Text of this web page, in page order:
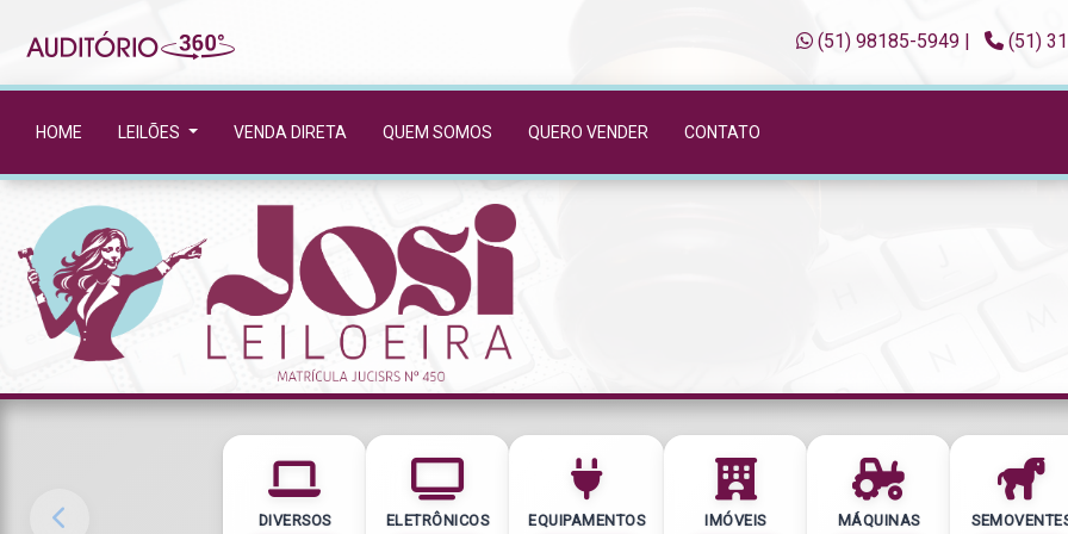
(51) 98185-5949| (51)
HOME LEILÕES VENDA DIRETA QUEM SOMOS QUERO VENDER CONTATO
DIVERSOS ELETRÔNICOS EQUIPAMENTOS IMÓVEIS MÁQUINAS